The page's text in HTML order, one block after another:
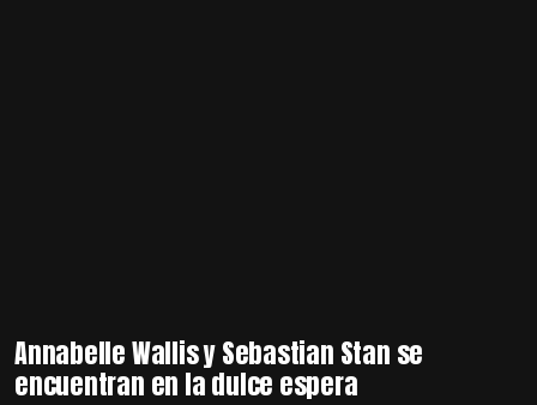
Annabelle Wallis y Sebastian Stan se
encuentran en la dulce espera